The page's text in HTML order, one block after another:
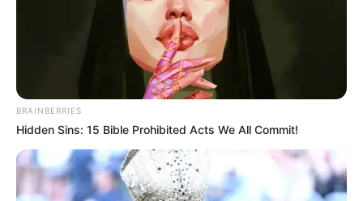
BRAINBERRIES
Hidden Sins: 15 Bible Prohibited Acts We All Commit!